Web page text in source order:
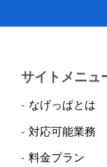
サイトメニュ
なげっぱとは
対応可能業務
料金プラン